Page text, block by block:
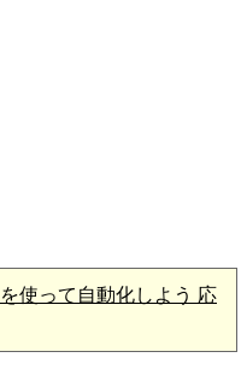
使って自動化しよう 応